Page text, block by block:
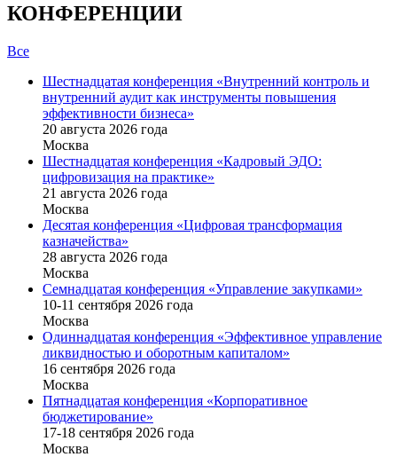
КОНФЕРЕНЦИИ
Все
Шестнадцатая конференция «Внутренний контроль и
внутренний аудит как инструменты повышения
эффективности бизнеса»
20 августа 2026 года
Москва
Шестнадцатая конференция «Кадровый ЭДО:
цифровизация на практике»
21 августа 2026 года
Москва
Десятая конференция «Цифровая трансформация
казначейства»
28 августа 2026 года
Москва
Семнадцатая конференция «Управление закупками»
10-11 сентября 2026 года
Москва
Одиннадцатая конференция «Эффективное управление
ликвидностью и оборотным капиталом»
16 cентября 2026 года
Москва
Пятнадцатая конференция «Корпоративное
бюджетирование»
17-18 сентября 2026 года
Москва